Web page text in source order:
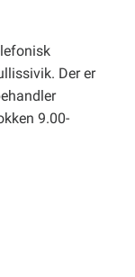
Der er
9.00-